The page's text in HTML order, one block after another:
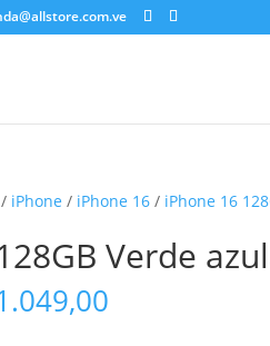
/ iPhone / iPhone 16 / iPhone 16
Verde